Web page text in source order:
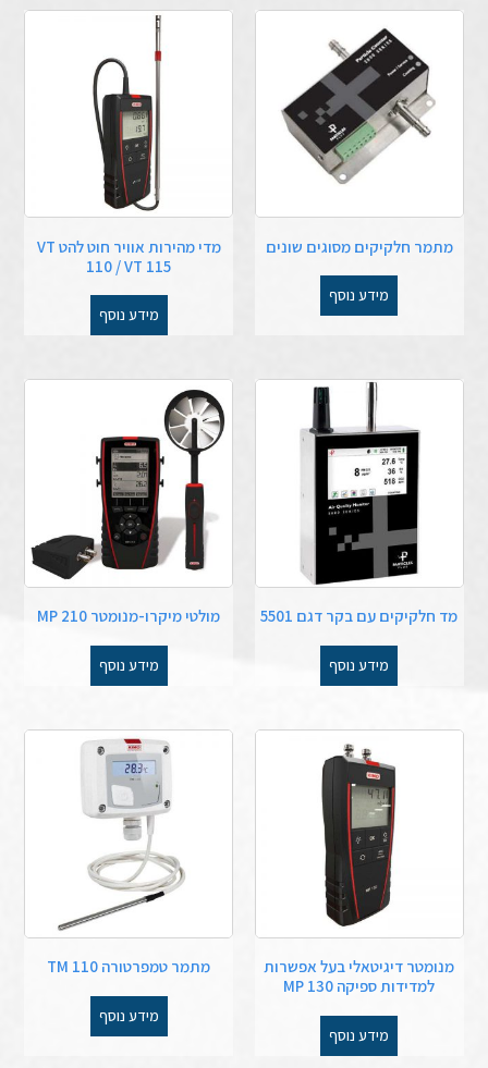
מתמר חלקיקים מסוגים שונים
מידע נוסף
מדי מהירות אוויר חוט להט VT
110 / VT 115
מידע נוסף
מד חלקיקים עם בקר דגם 5501
מידע נוסף
מולטי מיקרו-מנומטר MP 210
מידע נוסף
מנומטר דיגיטאלי בעל אפשרות
למדידות ספיקה MP 130
מידע נוסף
מתמר טמפרטורה TM 110
מידע נוסף